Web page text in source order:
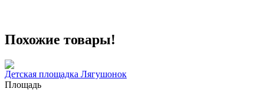
Похожие товары!
Детская площадка Лягушонок
Площадь